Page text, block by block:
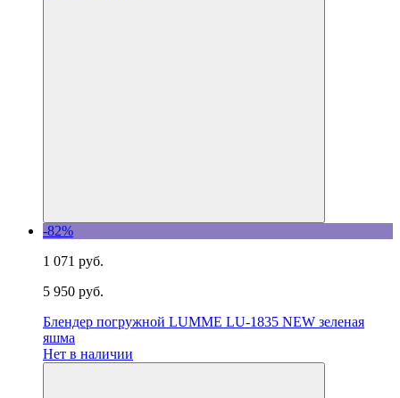
-82%
1 071 руб.
5 950 руб.
Блендер погружной LUMME LU-1835 NEW зеленая
яшма
Нет в наличии